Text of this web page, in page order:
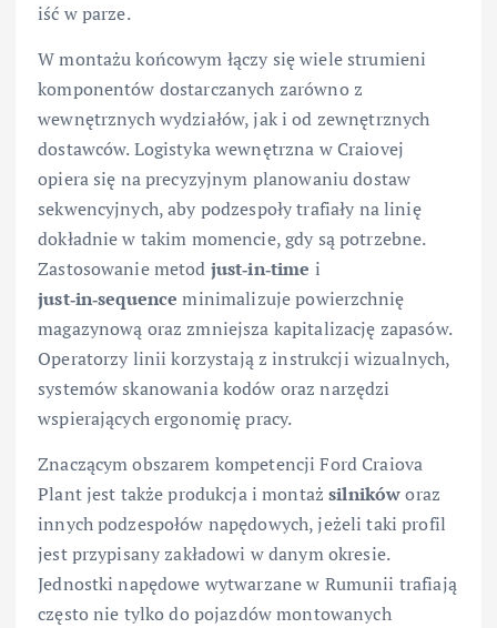
iść w parze.
W montażu końcowym łączy się wiele strumieni
komponentów dostarczanych zarówno z
wewnętrznych wydziałów, jak i od zewnętrznych
dostawców. Logistyka wewnętrzna w Craiovej
opiera się na precyzyjnym planowaniu dostaw
sekwencyjnych, aby podzespoły trafiały na linię
dokładnie w takim momencie, gdy są potrzebne.
Zastosowanie metod just‑in‑time i
just‑in‑sequence minimalizuje powierzchnię
magazynową oraz zmniejsza kapitalizację zapasów.
Operatorzy linii korzystają z instrukcji wizualnych,
systemów skanowania kodów oraz narzędzi
wspierających ergonomię pracy.
Znaczącym obszarem kompetencji Ford Craiova
Plant jest także produkcja i montażsilnikóworaz
innych podzespołów napędowych, jeżeli taki profil
jest przypisany zakładowi w danym okresie.
Jednostki napędowe wytwarzane w Rumunii trafiają
często nie tylko do pojazdów montowanych